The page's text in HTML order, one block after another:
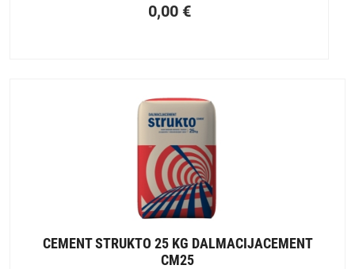
0,00 €
CEMENT STRUKTO 25 KG DALMACIJACEMENT
CM25